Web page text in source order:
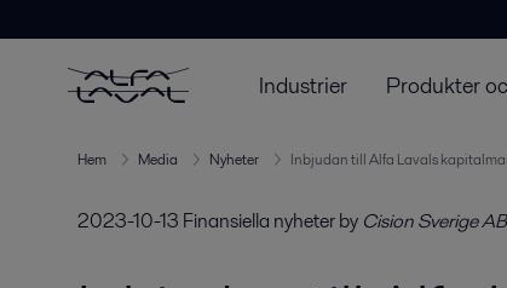
Industrier Produkter
Hem Media Nyheter Inbjudan till Alfa Lavals
2023-10-13 Finansiella nyheterby Cision Sverige AB